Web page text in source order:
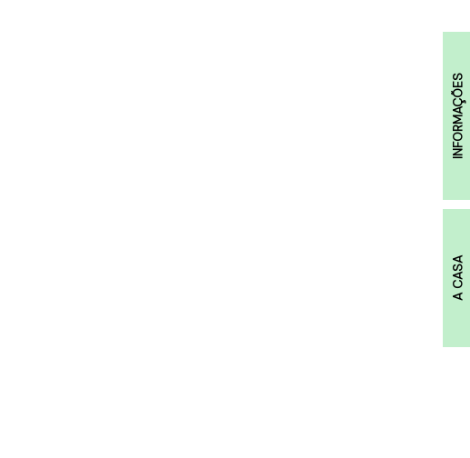
INFORMAÇÕES
A CASA